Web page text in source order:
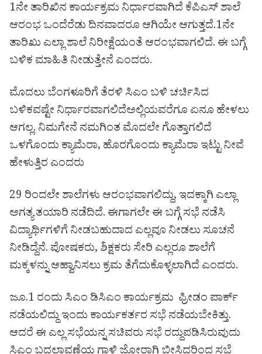
1ನೇ ತಾರಿಖಿನ ಕಾರ್ಯಕ್ರಮ ನಿರ್ಧಾರವಾಗಿದೆ ಕೆಪಿಎಸ್ ಶಾಲೆ
ಆರಂಭ ಒಂದೆರೆಡು ದಿನವಾದರೂ ಆಗಿಯೇ ಆಗುತ್ತದೆ.1ನೇ
ತಾರಿಖು ಎಲ್ಲಾ ಶಾಲೆ ನಿರೀಕ್ಷೆಯಂತೆ ಆರಂಭವಾಗಲಿದೆ. ಈ ಬಗ್ಗೆ
ಬಳಿಕ ಮಾಹಿತಿ ನೀಡುತ್ತೇನೆ ಎಂದರು.
ಮೊದಲು ಬೆಂಗಳೂರಿಗೆ ತೆರಳಿ ಸಿಎಂ ಬಳಿ ಚರ್ಚಿಸಿದ
ಬಳಿಕವಷ್ಟೇ ನಿರ್ಧಾರವಾಗಲಿದೆಅಲ್ಲಿಯವರೆಗೂ ಏನೂ ಹೇಳಲು
ಆಗಲ್ಲ. ನಿಮಗೇನೆ ನಮಗಿಂತ ಮೊದಲೇ ಗೊತ್ತಾಗಲಿದೆ
ಒಳಗೊಂದು ಕ್ಯಾಮೆರಾ, ಹೊರಗೊಂದು ಕ್ಯಾಮೆರಾ ಇಟ್ಟು ನೀವೆ
ಹೇಳುತ್ತಿರ ಎಂದರು
29 ರಿಂದಲೇ ಶಾಲೆಗಳು ಆರಂಭವಾಗಲಿದ್ದು, ಇದಕ್ಕಾಗಿ ಎಲ್ಲಾ
ಅಗತ್ಯ ತಯಾರಿ ನಡೆದಿದೆ. ಈಗಾಗಲೇ ಈ ಬಗ್ಗೆ ಸಭೆ ನಡೆಸಿ
ವಿದ್ಯಾರ್ಥಿಗಳಿಗೆ ನೀಡಬಹುದಾದ ಎಲ್ಲವೂ ನೀಡಲು ಸೂಚನೆ
ನೀಡಿದ್ದೆನೆ. ಪೋಷಕರು, ಶಿಕ್ಷಕರು ಸೇರಿ ಎಲ್ಲರೂ ಶಾಲೆಗೆ
ಮಕ್ಕಳನ್ನು ಆಹ್ವಾನಿಸಲು ಕ್ರಮ ತೆಗೆದುಕೊಳ್ಳಲಾಗಿದೆ ಎಂದರು.
ಜೂ.1 ರಂದು ಸಿಎಂ ಡಿಸಿಎಂ ಕಾರ್ಯಕ್ರಮ ಫ್ರೀಡಂ ಪಾರ್ಕ್
ನಡೆಯಲಿದ್ದು ಇಂದು ಕಾರ್ಯಕರ್ತರ ಸಭೆ ನಡೆಯಬೇಕಿತ್ತು.
ಆದರೆ ಈ ಎಲ್ಲ ಸಭೆಯನ್ನ ಸಚಿವರು ಸಭೆ ರದ್ದುಪಡಿಸಿರುವುದು